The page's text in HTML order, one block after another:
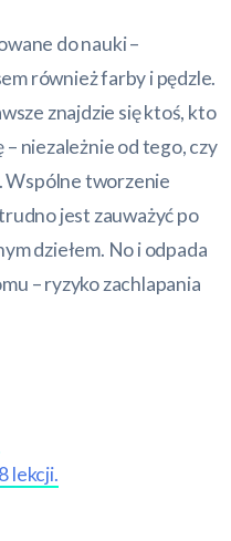
do nauki –
również farby i pędzle.
znajdzie się ktoś, kto
niezależnie od tego, czy
Wspólne tworzenie
jest zauważyć po
dziełem. No i odpada
– ryzyko zachlapania
lekcji.